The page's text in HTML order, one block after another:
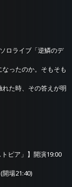
ロライブ「逆鱗のデ
ったのか。そもそも
た時、その答えが明
トピア」】開演19:00
開場21:40)